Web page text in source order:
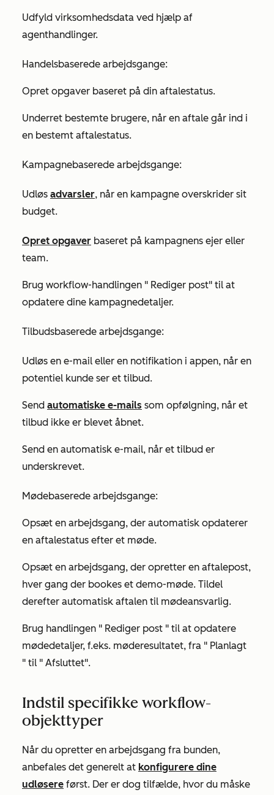
Udfyld virksomhedsdata ved hjælp af
agenthandlinger.
Handelsbaserede arbejdsgange:
Opret opgaver baseret på din aftalestatus.
Underret bestemte brugere, når en aftale går ind i
en bestemt aftalestatus.
Kampagnebaserede arbejdsgange:
Udløs advarsler, når en kampagne overskrider sit
budget.
Opret opgaver baseret på kampagnens ejer eller
team.
Brug workflow-handlingen " Rediger post" til at
opdatere dine kampagnedetaljer.
Tilbudsbaserede arbejdsgange:
Udløs en e-mail eller en notifikation i appen, når en
potentiel kunde ser et tilbud.
Send automatiske e-mails som opfølgning, når et
tilbud ikke er blevet åbnet.
Send en automatisk e-mail, når et tilbud er
underskrevet.
Mødebaserede arbejdsgange:
Opsæt en arbejdsgang, der automatisk opdaterer
en aftalestatus efter et møde.
Opsæt en arbejdsgang, der opretter en aftalepost,
hver gang der bookes et demo-møde. Tildel
derefter automatisk aftalen til mødeansvarlig.
Brug handlingen " Rediger post " til at opdatere
mødedetaljer, f.eks. møderesultatet, fra " Planlagt
" til " Afsluttet".
Indstil specifikke workflow-
objekttyper
Når du opretter en arbejdsgang fra bunden,
anbefales det generelt at konfigurere dine
udløsere først. Der er dog tilfælde, hvor du måske